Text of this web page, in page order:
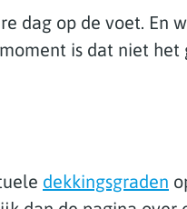
dag op de voet. En
is dat niet
dekkingsgraden